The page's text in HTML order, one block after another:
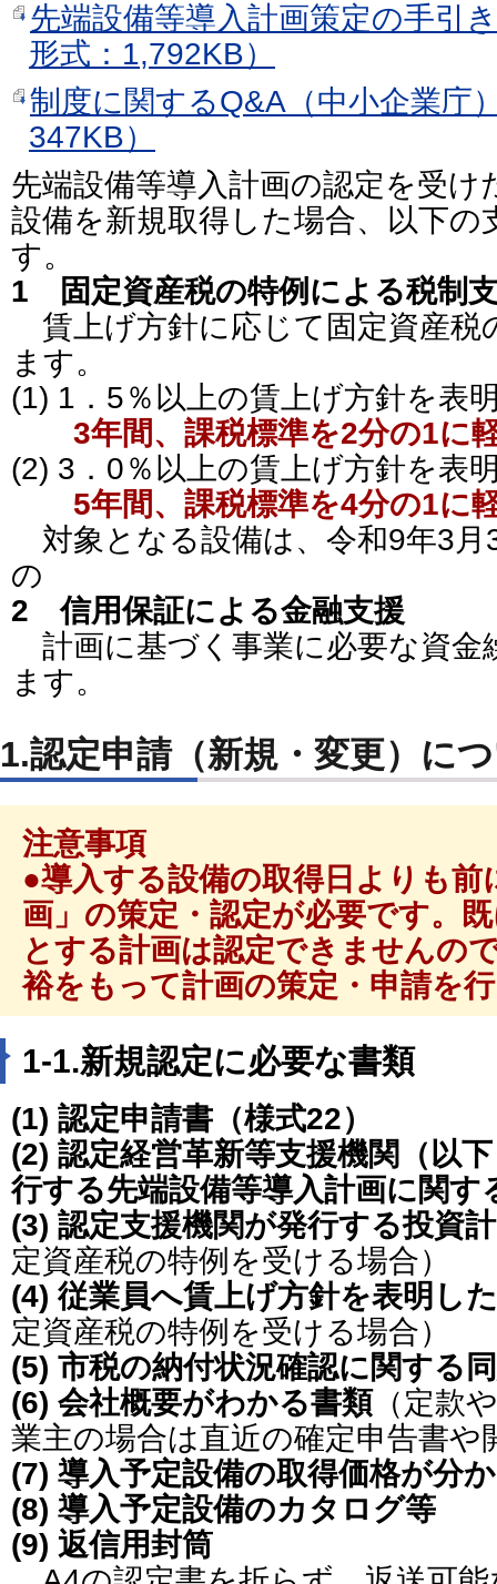
先端設備等導入計画策定の手引
形式：1,792KB）
制度に関するQ&A（中小企業庁
347KB）
先端設備等導入計画の認定を受け
設備を新規取得した場合、以下の
す。
1 固定資産税の特例による税制
賃上げ方針に応じて固定資産税
ます。
(1) 1．5％以上の賃上げ方針を表
3年間、課税標準を2分の1に
(2) 3．0％以上の賃上げ方針を表
5年間、課税標準を4分の1に
対象となる設備は、令和9年3月
の
2 信用保証による金融支援
計画に基づく事業に必要な資金
ます。
1.認定申請（新規・変更）に
注意事項
●導入する設備の取得日よりも前
画」の策定・認定が必要です。
とする計画は認定できませんの
裕をもって計画の策定・申請を
1-1.新規認定に必要な書類
(1) 認定申請書（様式22）
(2) 認定経営革新等支援機関（以
行する先端設備等導入計画に関す
(3) 認定支援機関が発行する投資
定資産税の特例を受ける場合）
(4) 従業員へ賃上げ方針を表明し
定資産税の特例を受ける場合）
(5) 市税の納付状況確認に関する
(6) 会社概要がわかる書類（定款
業主の場合は直近の確定申告書や
(7) 導入予定設備の取得価格が分
(8) 導入予定設備のカタログ等
(9) 返信用封筒